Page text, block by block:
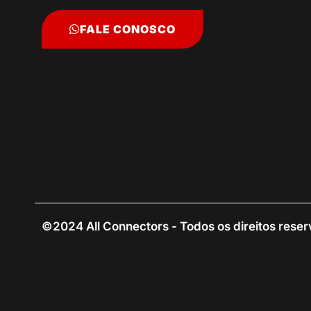
FALE CONOSCO
©2024 All Connectors - Todos os direitos